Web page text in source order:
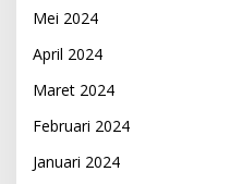
Mei 2024
April 2024
Maret 2024
Februari 2024
Januari 2024